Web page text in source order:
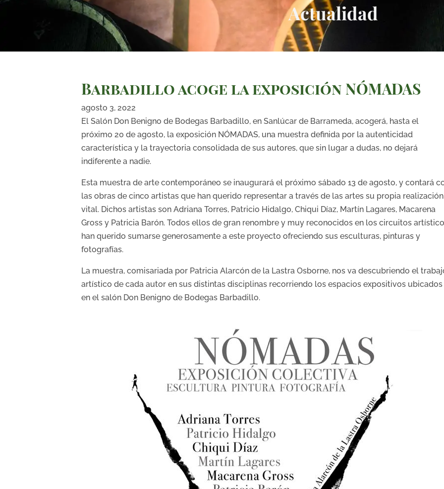
Actualidad
Barbadillo acoge la exposición NÓMADAS
agosto 3, 2022
El Salón Don Benigno de Bodegas Barbadillo, en Sanlúcar de Barrameda, acogerá, hasta el
próximo 20 de agosto, la exposición NÓMADAS, una muestra definida por la autenticidad
característica y la trayectoria consolidada de sus autores, que sin lugar a dudas, no dejará
indiferente a nadie.
Esta muestra de arte contemporáneo se inaugurará el próximo sábado 13 de agosto, y contará
las obras de cinco artistas que han querido representar a través de las artes su propia realización
vital. Dichos artistas son Adriana Torres, Patricio Hidalgo, Chiqui Díaz, Martín Lagares, Macarena
Gross y Patricia Barón. Todos ellos de gran renombre y muy reconocidos en los circuitos
han querido sumarse generosamente a este proyecto ofreciendo sus esculturas, pinturas y
fotografías.
La muestra, comisariada por Patricia Alarcón de la Lastra Osborne, nos va descubriendo el
artístico de cada autor en sus distintas disciplinas recorriendo los espacios expositivos ubicados
en el salón Don Benigno de Bodegas Barbadillo.